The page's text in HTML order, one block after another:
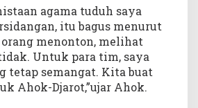
agama tuduh saya
itu bagus menurut
orang menonton, melihat
Untuk para tim, saya
tetap semangat. Kita buat
Ahok-Djarot,”ujar Ahok.